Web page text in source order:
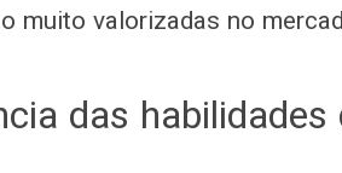
muito valorizadas no
das habilidades